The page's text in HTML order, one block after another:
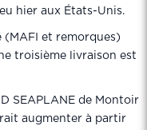
hier aux États-Unis.
(MAFI et remorques)
troisième livraison est
SEAPLANE de Montoir
augmenter à partir